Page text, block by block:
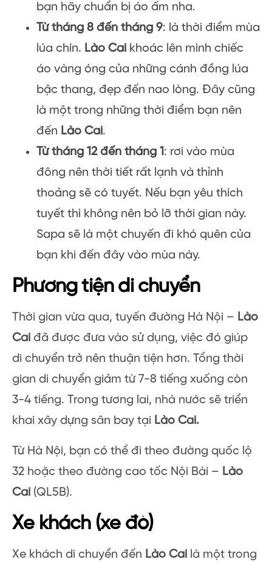
bạn hãy chuẩn bị áo ấm nha.
Từ tháng 8 đến tháng 9: là thời điểm mùa
lúa chín. Lào Cai khoác lên mình chiếc
áo vàng óng của những cánh đồng lúa
bậc thang, đẹp đến nao lòng. Đây cũng
là một trong những thời điểm bạn nên
đến Lào Cai.
Từ tháng 12 đến tháng 1: rơi vào mùa
đông nên thời tiết rất lạnh và thỉnh
thoảng sẽ có tuyết. Nếu bạn yêu thích
tuyết thì không nên bỏ lỡ thời gian này.
Sapa sẽ là một chuyến đi khó quên của
bạn khi đến đây vào mùa này.
Phương tiện di chuyển
Thời gian vừa qua, tuyến đường Hà Nội – Lào
Cai đã được đưa vào sử dụng, việc đó giúp
di chuyển trở nên thuận tiện hơn. Tổng thời
gian di chuyển giảm từ 7-8 tiếng xuống còn
3-4 tiếng. Trong tương lai, nhà nước sẽ triển
khai xây dựng sân bay tại Lào Cai.
Từ Hà Nội, bạn có thể đi theo đường quốc lộ
32 hoặc theo đường cao tốc Nội Bài – Lào
Cai (QL5B).
Xe khách (xe đò)
Xe khách di chuyển đến Lào Cai là một trong